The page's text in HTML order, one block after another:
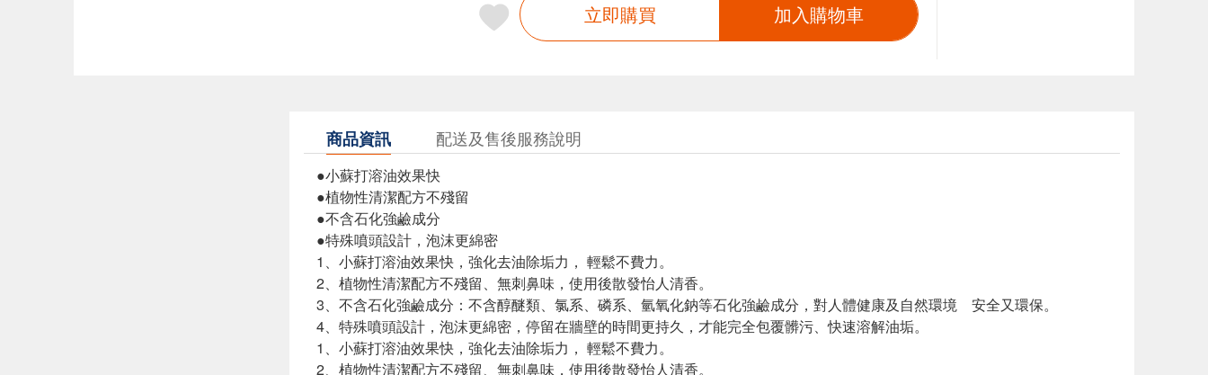
立即購買 加入購物車
商品資訊 配送及售後服務說明
●小蘇打溶油效果快
●植物性清潔配方不殘留
●不含石化強鹼成分
●特殊噴頭設計，泡沫更綿密
1、小蘇打溶油效果快，強化去油除垢力， 輕鬆不費力。
2、植物性清潔配方不殘留、無刺鼻味，使用後散發怡人清香。
3、不含石化強鹼成分：不含醇醚類、氯系、磷系、氫氧化鈉等石化強鹼成分，對人體健康及自然環境 安全又環保。
4、特殊噴頭設計，泡沫更綿密，停留在牆壁的時間更持久，才能完全包覆髒污、快速溶解油垢。
1、小蘇打溶油效果快，強化去油除垢力， 輕鬆不費力。
2、植物性清潔配方不殘留、無刺鼻味，使用後散發怡人清香。